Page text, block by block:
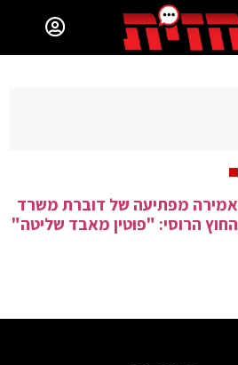
אמירה מפתיעה של דוברת משרד
החוץ הרוסי: "פוטין מאבד שליטה"